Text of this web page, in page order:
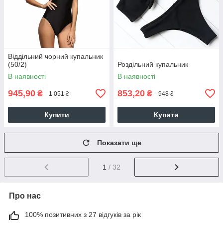
Віддільний чорний купальник
(50/2)
В наявності
945,90 ₴ 1 051 ₴
Купити
Роздільний купальник
В наявності
853,20 ₴ 948 ₴
Купити
Показати ще
1 / 32
Про нас
100% позитивних з 27 відгуків за рік